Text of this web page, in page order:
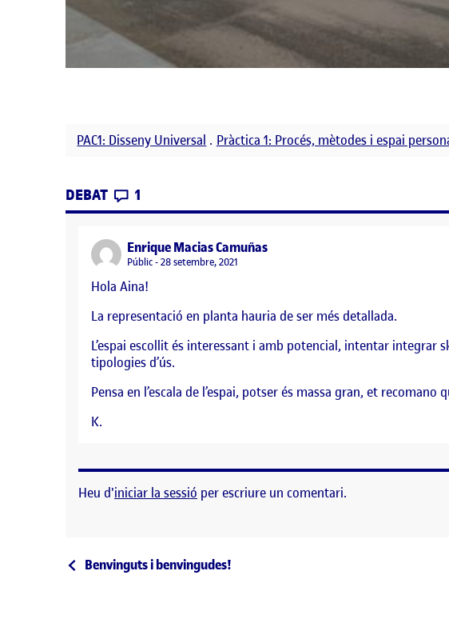
PAC1: Disseny Universal . Pràctica 1: Procés, mètodes i espai
DEBAT CONTRIBUTIONS
1
Enrique Macias Camuñassays:
Visibilitat:
Públic 28 setembre, 2021
Hola Aina!
La representació en planta hauria de ser més detallada.
L’espai escollit és interessant i amb potencial, intentar integrar
tipologies d’ús.
Pensa en l’escala de l’espai, potser és massa gran, et
K.
Heu d'iniciar la sessió per escriure un comentari.
Navegació d'entrades
Entrada anterior
Benvinguts i benvingudes!